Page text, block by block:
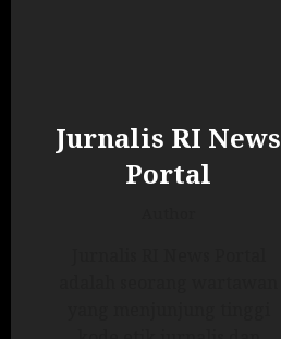
Jurnalis RI News
Portal